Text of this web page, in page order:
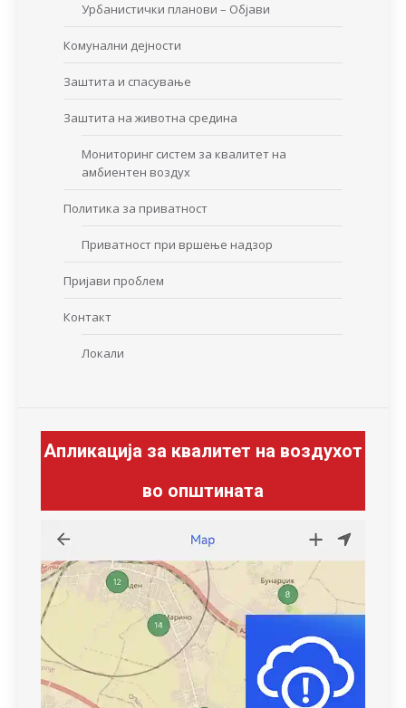
Урбанистички планови – Објави
Комунални дејности
Заштита и спасување
Заштита на животна средина
Мониторинг систем за квалитет на
амбиентен воздух
Политика за приватност
Приватност при вршење надзор
Пријави проблем
Контакт
Локали
Апликација за квалитет на воздухот
во општината